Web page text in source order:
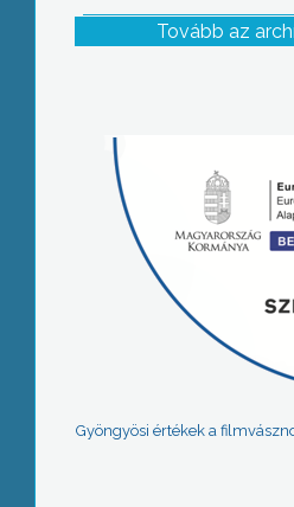
Tovább az
Gyöngyösi értékek a